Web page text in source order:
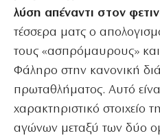
λύση απέναντι στον
τέσσερα ματς ο
τους «ασπρόμαυρους»
Φάληρο στην κανονική
πρωταθλήματος. Αυτό
χαρακτηριστικό στοιχείο
αγώνων μεταξύ των δύο